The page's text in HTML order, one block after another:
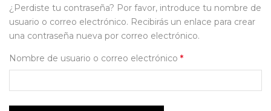
¿Perdiste tu contraseña? Por favor, introduce tu nombre de
usuario o correo electrónico. Recibirás un enlace para crear
una contraseña nueva por correo electrónico.
Nombre de usuario o correo electrónico *